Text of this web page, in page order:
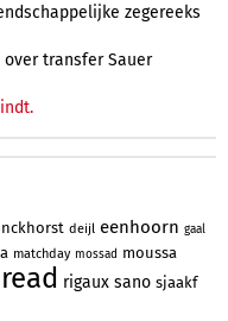
zegereeks
transfer Sauer
deijl eenhoorn gaal
matchday mossad moussa
read rigaux sano sjaakf